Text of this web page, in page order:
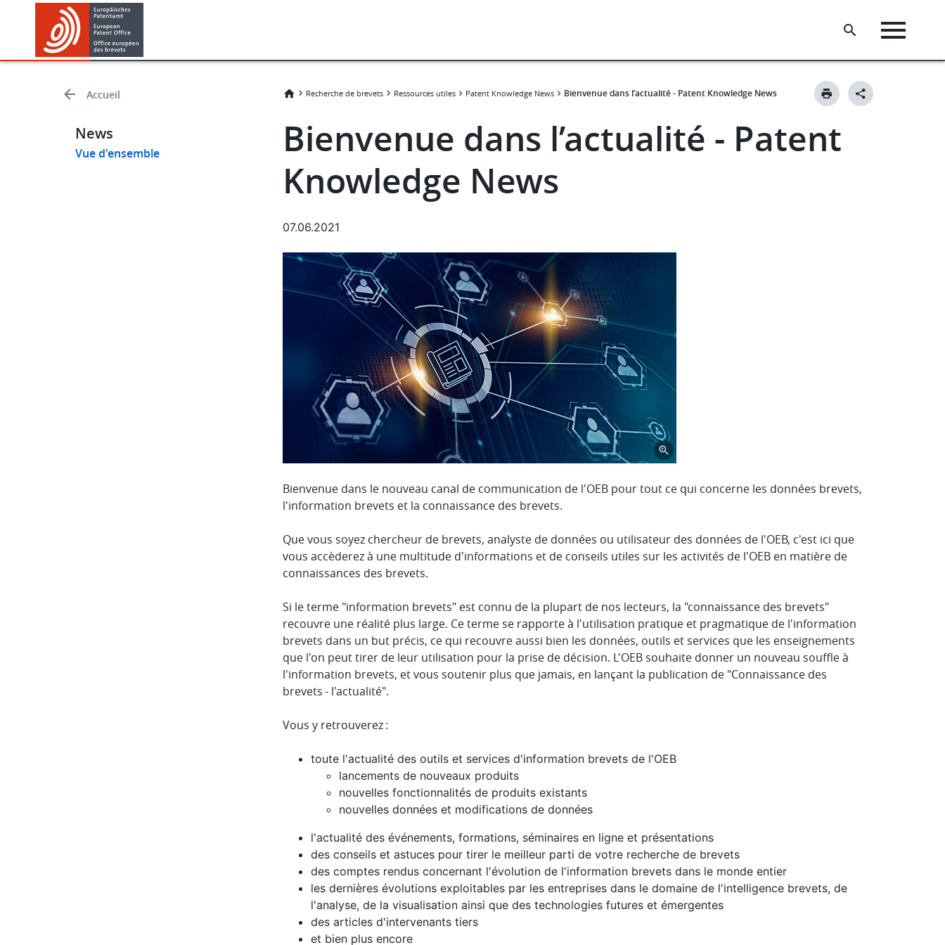
content
Accueil
News
Vue d'ensemble
Recherche de brevets Ressources utiles Patent Knowledge News Bienvenue dans l’actualité - Patent Knowledge News
Bienvenue dans l’actualité - Patent
Knowledge News
07.06.2021
Bienvenue dans le nouveau canal de communication de l'OEB pour tout ce qui concerne les données brevets,
l'information brevets et la connaissance des brevets.
Que vous soyez chercheur de brevets, analyste de données ou utilisateur des données de l'OEB, c'est ici que
vous accèderez à une multitude d'informations et de conseils utiles sur les activités de l'OEB en matière de
connaissances des brevets.
Si le terme "information brevets" est connu de la plupart de nos lecteurs, la "connaissance des brevets"
recouvre une réalité plus large. Ce terme se rapporte à l'utilisation pratique et pragmatique de l'information
brevets dans un but précis, ce qui recouvre aussi bien les données, outils et services que les enseignements
que l'on peut tirer de leur utilisation pour la prise de décision. L'OEB souhaite donner un nouveau souffle à
l'information brevets, et vous soutenir plus que jamais, en lançant la publication de "Connaissance des
brevets - l'actualité".
Vous y retrouverez :
toute l'actualité des outils et services d'information brevets de l'OEB
lancements de nouveaux produits
nouvelles fonctionnalités de produits existants
nouvelles données et modifications de données
l'actualité des événements, formations, séminaires en ligne et présentations
des conseils et astuces pour tirer le meilleur parti de votre recherche de brevets
des comptes rendus concernant l'évolution de l'information brevets dans le monde entier
les dernières évolutions exploitables par les entreprises dans le domaine de l'intelligence brevets, de
l'analyse, de la visualisation ainsi que des technologies futures et émergentes
des articles d'intervenants tiers
et bien plus encore